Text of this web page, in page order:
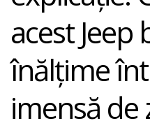
acest Jeep
înălţime
imensă de